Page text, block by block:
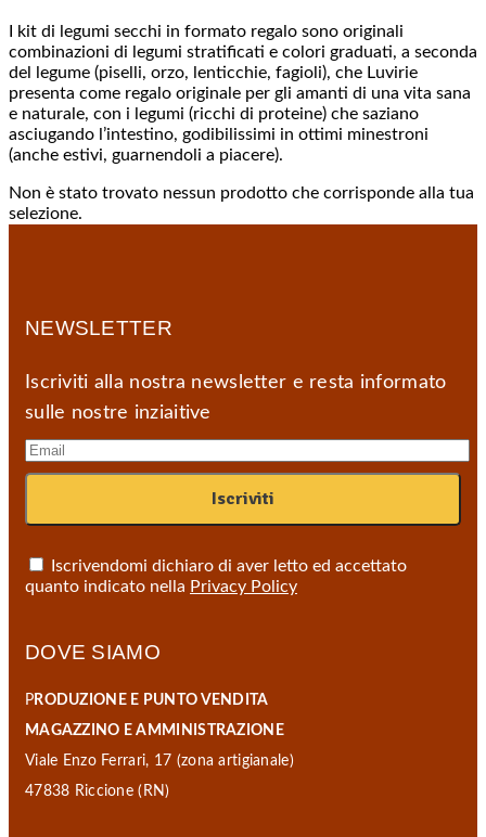
I kit di legumi secchi in formato regalo sono originali
combinazioni di legumi stratificati e colori graduati, a seconda
del legume (piselli, orzo, lenticchie, fagioli), che Luvirie
presenta come regalo originale per gli amanti di una vita sana
e naturale, con i legumi (ricchi di proteine) che saziano
asciugando l’intestino, godibilissimi in ottimi minestroni
(anche estivi, guarnendoli a piacere).
Non è stato trovato nessun prodotto che corrisponde alla tua
selezione.
NEWSLETTER
Iscriviti alla nostra newsletter e resta informato
sulle nostre inziaitive
Iscrivendomi dichiaro di aver letto ed accettato
quanto indicato nella Privacy Policy
DOVE SIAMO
P RODUZIONE E PUNTO VENDITA
MAGAZZINO E AMMINISTRAZIONE
Viale Enzo Ferrari, 17 (zona artigianale)
47838 Riccione (RN)